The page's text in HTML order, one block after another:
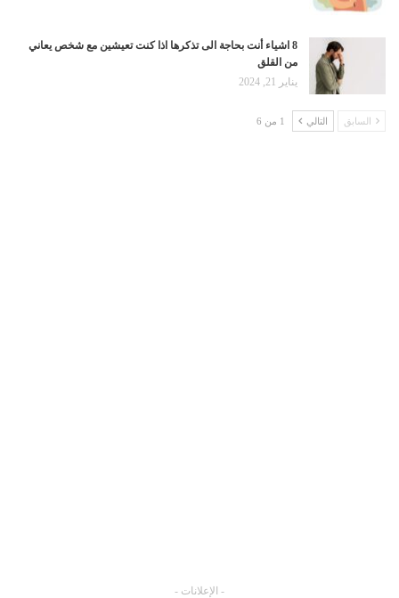
8 اشياء أنت بحاجة الى تذكرها اذا كنت تعيشين مع شخص يعاني
من القلق
يناير 21, 2024
السابق التالي 1 من 6
- الإعلانات -